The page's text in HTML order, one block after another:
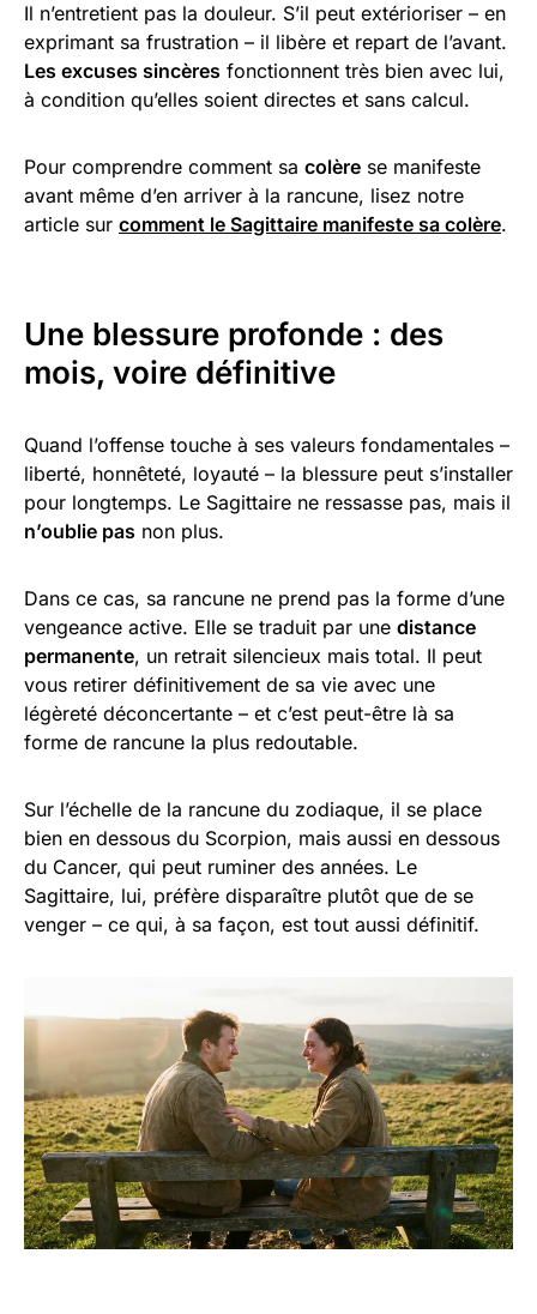
Il n’entretient pas la douleur. S’il peut extérioriser – en
exprimant sa frustration – il libère et repart de l’avant.
Les excuses sincères fonctionnent très bien avec lui,
à condition qu’elles soient directes et sans calcul.
Pour comprendre comment sa colère se manifeste
avant même d’en arriver à la rancune, lisez notre
article sur comment le Sagittaire manifeste sa colère.
Une blessure profonde : des
mois, voire définitive
Quand l’offense touche à ses valeurs fondamentales –
liberté, honnêteté, loyauté – la blessure peut s’installer
pour longtemps. Le Sagittaire ne ressasse pas, mais il
n’oublie pas non plus.
Dans ce cas, sa rancune ne prend pas la forme d’une
vengeance active. Elle se traduit par une distance
permanente, un retrait silencieux mais total. Il peut
vous retirer définitivement de sa vie avec une
légèreté déconcertante – et c’est peut-être là sa
forme de rancune la plus redoutable.
Sur l’échelle de la rancune du zodiaque, il se place
bien en dessous du Scorpion, mais aussi en dessous
du Cancer, qui peut ruminer des années. Le
Sagittaire, lui, préfère disparaître plutôt que de se
venger – ce qui, à sa façon, est tout aussi définitif.